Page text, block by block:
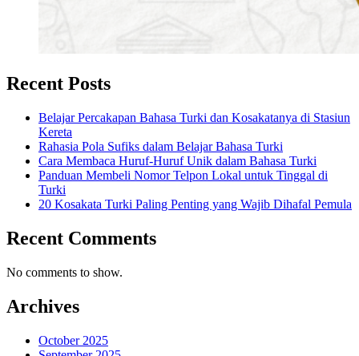
Recent Posts
Belajar Percakapan Bahasa Turki dan Kosakatanya di Stasiun
Kereta
Rahasia Pola Sufiks dalam Belajar Bahasa Turki
Cara Membaca Huruf-Huruf Unik dalam Bahasa Turki
Panduan Membeli Nomor Telpon Lokal untuk Tinggal di
Turki
20 Kosakata Turki Paling Penting yang Wajib Dihafal Pemula
Recent Comments
No comments to show.
Archives
October 2025